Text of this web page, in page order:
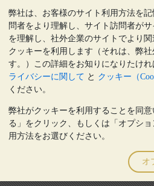
弊社は、お客様のサイト利用方法を
問者をより理解し、サイト訪問者が
を理解し、社外企業のサイトでより
クッキーを利用します（それは、弊
す。）この詳細をお知りになりたけ
ライバシーに関して と クッキー（
ください。
弊社がクッキーを利用することを同
る」をクリック、もしくは「オプシ
用方法をお選びください。
オ
クリックして通話を開始
営業時間:
9:00～20:30 (英国), 月曜日から金曜
17:00～2:30（日本時間）, 月曜日
Galmarley Ltd T/A BullionVault
3 Shortlands (7th Floor)
London
W6 8DA
United Kingdom
貴金属の価値は下落することも
す。過去の傾向は、将来の価格の動
ん。BullionVaultのウェブサイト上、